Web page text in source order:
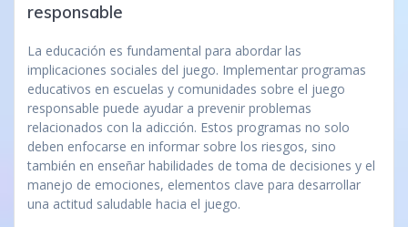
responsable
La educación es fundamental para abordar las
implicaciones sociales del juego. Implementar programas
educativos en escuelas y comunidades sobre el juego
responsable puede ayudar a prevenir problemas
relacionados con la adicción. Estos programas no solo
deben enfocarse en informar sobre los riesgos, sino
también en enseñar habilidades de toma de decisiones y el
manejo de emociones, elementos clave para desarrollar
una actitud saludable hacia el juego.